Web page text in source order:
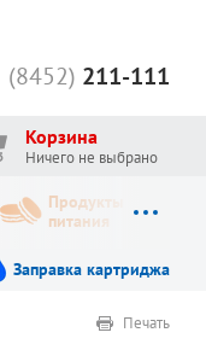
(8452) 211-111
Корзина
Ничего не выбрано
Продукты
питания
Заправка картриджа
Печать